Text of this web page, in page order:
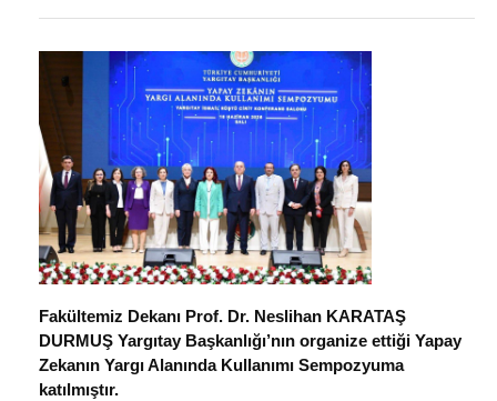
Fakültemiz Dekanı Prof. Dr. Neslihan KARATAŞ
DURMUŞ Yargıtay Başkanlığı’nın organize ettiği Yapay
Zekanın Yargı Alanında Kullanımı Sempozyuma
katılmıştır.